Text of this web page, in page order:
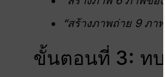
“สร้างภาพถ่าย 9 ภ
ขั้นตอนที่ 3: ท